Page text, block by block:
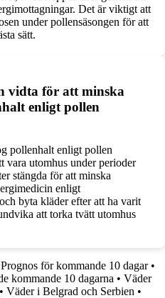
Det är viktigt att
under pollensäsongen för att
sätt.
vidta för att minska
enligt pollen
pollenhalt enligt pollen
vara utomhus under perioder
stängda för att minska
enligt
byta kläder efter att ha varit
att torka tvätt utomhus
för kommande 10 dagar•
kommande 10 dagarna • Väder
• Väder i Belgrad och Serbien •